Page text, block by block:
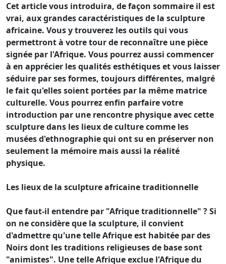
Cet article vous introduira, de façon sommaire il est
vrai, aux grandes caractéristiques de la sculpture
africaine. Vous y trouverez les outils qui vous
permettront à votre tour de reconnaître une pièce
signée par l'Afrique. Vous pourrez aussi commencer
à en apprécier les qualités esthétiques et vous laisser
séduire par ses formes, toujours différentes, malgré
le fait qu'elles soient portées par la même matrice
culturelle. Vous pourrez enfin parfaire votre
introduction par une rencontre physique avec cette
sculpture dans les lieux de culture comme les
musées d'ethnographie qui ont su en préserver non
seulement la mémoire mais aussi la réalité
physique.
Les lieux de la sculpture africaine traditionnelle
Que faut-il entendre par "Afrique traditionnelle" ? Si
on ne considère que la sculpture, il convient
d'admettre qu'une telle Afrique est habitée par des
Noirs dont les traditions religieuses de base sont
"animistes". Une telle Afrique exclue l'Afrique du